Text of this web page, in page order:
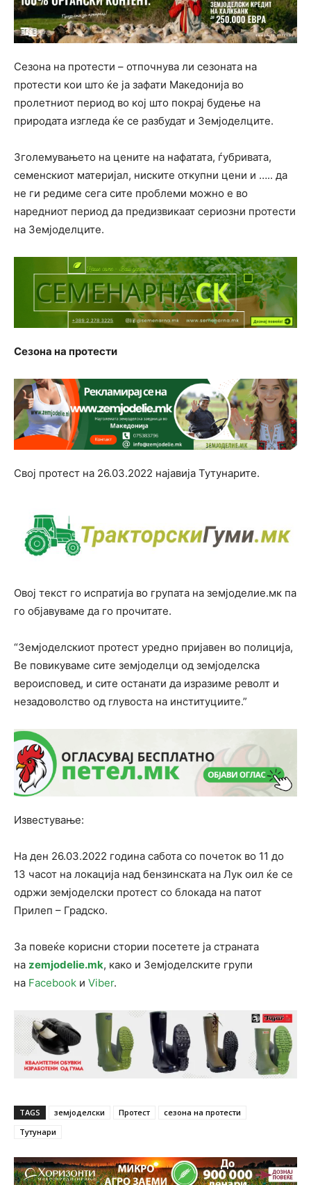
Сезона на протести – отпочнува ли сезоната на
протести кои што ќе ја зафати Македонија во
пролетниот период во кој што покрај будење на
природата изгледа ќе се разбудат и Земјоделците.
Зголемувањето на цените на нафатата, ѓубривата,
семенскиот материјал, ниските откупни цени и ….. да
не ги редиме сега сите проблеми можно е во
наредниот период да предизвикаат сериозни протести
на Земјоделците.
Сезона на протести
Свој протест на 26.03.2022 најавија Тутунарите.
Овој текст го испратија во групата на земјоделие.мк па
го објавуваме да го прочитате.
“Земјоделскиот протест уредно пријавен во полиција,
Ве повикуваме сите земјоделци од земјоделска
вероисповед, и сите останати да изразиме револт и
незадоволство од глувоста на институциите.”
Известување:
На ден 26.03.2022 година сабота со почеток во 11 до
13 часот на локација над бензинската на Лук оил ќе се
одржи земјоделски протест со блокада на патот
Прилеп – Градско.
За повеќе корисни стории посетете ја страната
на zemjodelie.mk, како и Земјоделските групи
на Facebook и Viber.
TAGS земјоделски Протест
сезона на протести
Тутунари